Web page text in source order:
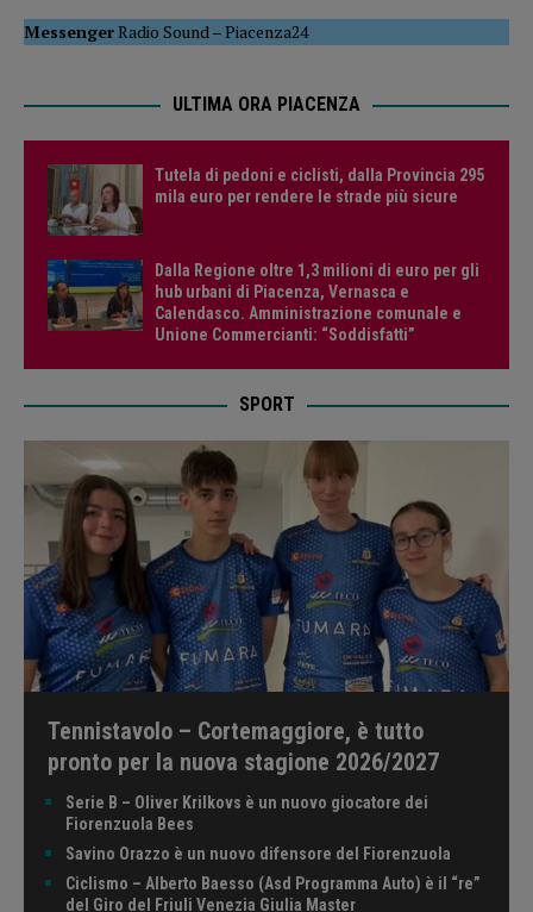
MessengerRadio Sound –Piacenza24
ULTIMA ORA PIACENZA
Tutela di pedoni e ciclisti, dalla Provincia 295
mila euro per rendere le strade più sicure
Dalla Regione oltre 1,3 milioni di euro per gli
hub urbani di Piacenza, Vernasca e
Calendasco. Amministrazione comunale e
Unione Commercianti: “Soddisfatti”
SPORT
Tennistavolo – Cortemaggiore, è tutto
pronto per la nuova stagione 2026/2027
Serie B – Oliver Krilkovs è un nuovo giocatore dei
Fiorenzuola Bees
Savino Orazzo è un nuovo difensore del Fiorenzuola
Ciclismo – Alberto Baesso (Asd Programma Auto) è il “re”
del Giro del Friuli Venezia Giulia Master